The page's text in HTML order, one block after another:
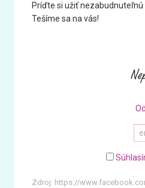
Príďte si užiť nezabudnuteľnú
Tešíme sa na vás!
Zdroj: https://